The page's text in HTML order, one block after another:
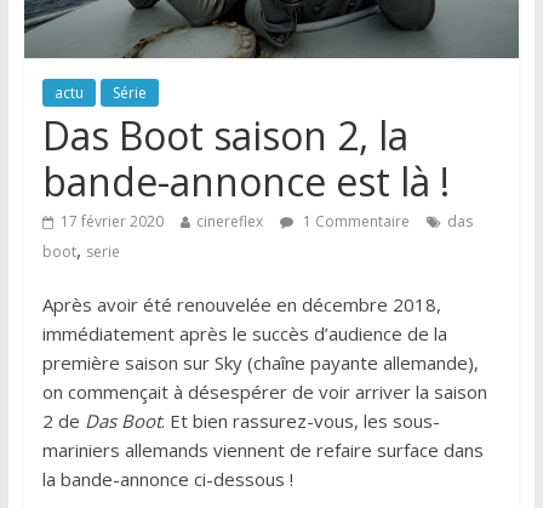
actu Série
Das Boot saison 2, la
bande-annonce est là !
17 février 2020 cinereflex 1 Commentaire
das
boot, serie
Après avoir été renouvelée en décembre 2018,
immédiatement après le succès d’audience de la
première saison sur Sky (chaîne payante allemande),
on commençait à désespérer de voir arriver la saison
2 de Das Boot. Et bien rassurez-vous, les sous-
mariniers allemands viennent de refaire surface dans
la bande-annonce ci-dessous !